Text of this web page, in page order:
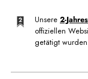
Unsere 2-
offiziellen
getätigt